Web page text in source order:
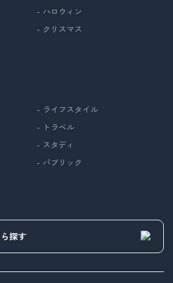
- ハロウィン
- クリスマス
- ライフスタイル
- トラベル
- スタディ
- パブリック